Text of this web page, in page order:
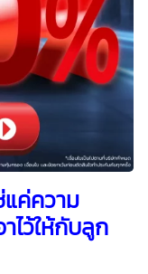
แค่ความ
ไว้ให้กับลูก